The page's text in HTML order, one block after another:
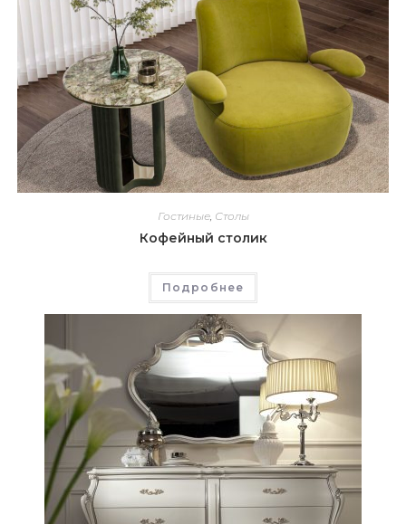
Гостиные, Столы
Кофейный столик
Подробнее